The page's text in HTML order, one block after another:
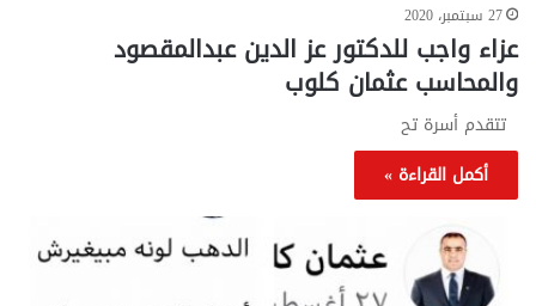
27 سبتمبر، 2020
عزاء واجب للدكتور عز الدين عبدالمقصود
والمحاسب عثمان كلوب
تتقدم أسرة تح
أكمل القراءة »